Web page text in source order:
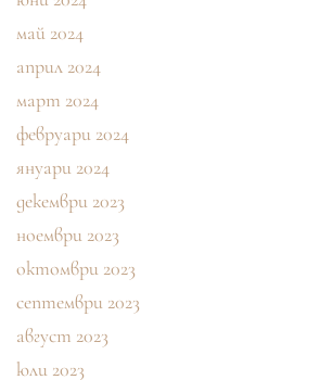
май 2024
април 2024
март 2024
февруари 2024
януари 2024
декември 2023
ноември 2023
октомври 2023
септември 2023
август 2023
юли 2023